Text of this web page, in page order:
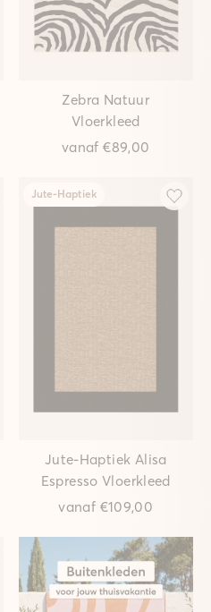
Zebra Natuur
Vloerkleed
vanaf€89,00
Jute-Haptiek
Jute-Haptiek Alisa
Espresso Vloerkleed
vanaf €109,00